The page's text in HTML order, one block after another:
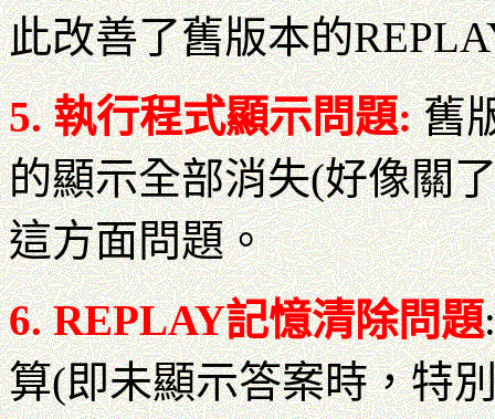
此改善了舊版本的
5. 執行程式顯示問題:舊
的顯示全部消失(好像關
這方面問題。
6. REPLAY記憶清除問題
算(即未顯示答案時，特